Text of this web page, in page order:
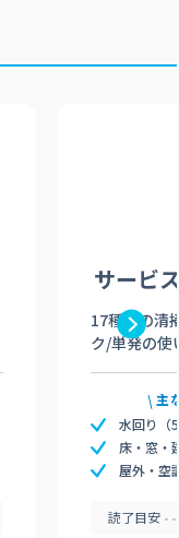
サービ
17種類の清
ク/単発の使
主
水回り（
床・窓・
屋外・空
読了目安